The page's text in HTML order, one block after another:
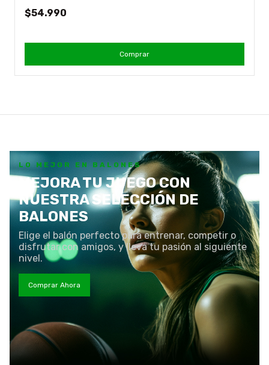
$54.990
Comprar
LO MEJOR EN BALONES
MEJORA TU JUEGO CON
NUESTRA SELECCIÓN DE
BALONES
Elige el balón perfecto para entrenar, competir o
disfrutar con amigos, y lleva tu pasión al siguiente
nivel.
Comprar Ahora